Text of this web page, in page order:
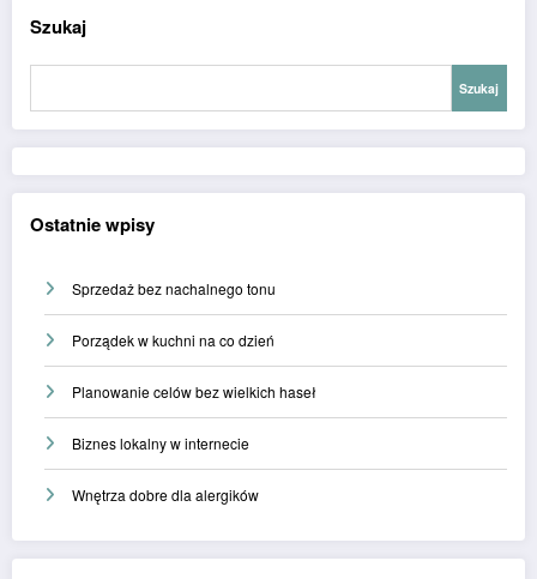
Szukaj
Szukaj
Ostatnie wpisy
Sprzedaż bez nachalnego tonu
Porządek w kuchni na co dzień
Planowanie celów bez wielkich haseł
Biznes lokalny w internecie
Wnętrza dobre dla alergików